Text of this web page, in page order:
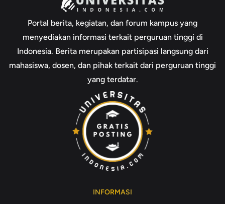
Portal berita, kegiatan, dan forum kampus yang
menyediakan informasi terkait perguruan tinggi di
Indonesia. Berita merupakan partisipasi langsung dari
mahasiswa, dosen, dan pihak terkait dari perguruan tinggi
yang terdatar.
INFORMASI